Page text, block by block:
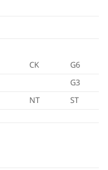
CK
G6
G3
NT ST